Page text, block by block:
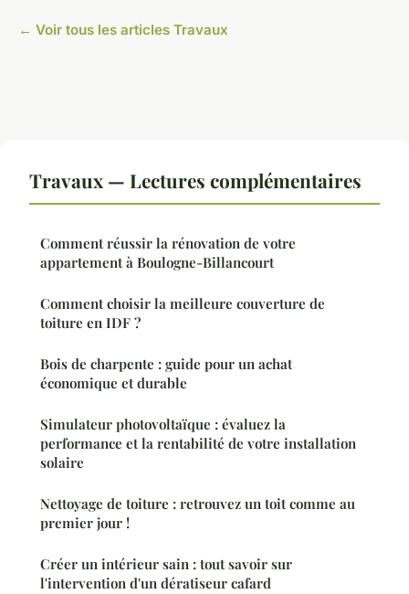
← Voir tous les articles Travaux
Travaux — Lectures complémentaires
Comment réussir la rénovation de votre
appartement à Boulogne-Billancourt
Comment choisir la meilleure couverture de
toiture en IDF ?
Bois de charpente : guide pour un achat
économique et durable
Simulateur photovoltaïque : évaluez la
performance et la rentabilité de votre installation
solaire
Nettoyage de toiture : retrouvez un toit comme au
premier jour !
Créer un intérieur sain : tout savoir sur
l'intervention d'un dératiseur cafard